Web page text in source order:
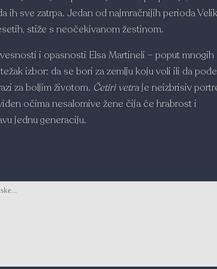
ih sve zatrpa. Jedan od najmračnijih perioda
stiže s neočekivanom žestinom.
i opasnosti Elsa Martineli – poput
izbor: da se bori za zemlju koju voli ili da
za boljim životom. Četiri vetraje neizbrisiv
očima nesalomive žene čija će hrabrost i
jednu generaciju.